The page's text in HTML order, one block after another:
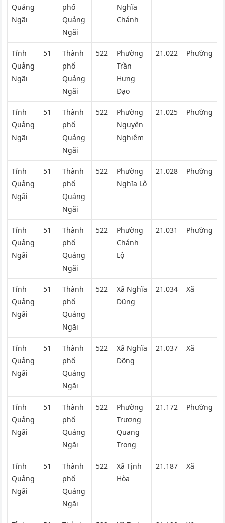
Quảng
Ngãi
phố
Quảng
Ngãi
Nghĩa
Chánh
Tỉnh
Quảng
Ngãi
51
Thành
phố
Quảng
Ngãi
522
Phường
Trần
Hưng
Đạo
21.022 Phường
Tỉnh
Quảng
Ngãi
51
Thành
phố
Quảng
Ngãi
522
Phường
Nguyễn
Nghiêm
21.025 Phường
Tỉnh
Quảng
Ngãi
51
Thành
phố
Quảng
Ngãi
522
Phường
Nghĩa Lộ
21.028 Phường
Tỉnh
Quảng
Ngãi
51
Thành
phố
Quảng
Ngãi
522
Phường
Chánh
Lộ
21.031 Phường
Tỉnh
Quảng
Ngãi
51
Thành
phố
Quảng
Ngãi
522
Xã Nghĩa
Dũng
21.034 Xã
Tỉnh
Quảng
Ngãi
51
Thành
phố
Quảng
Ngãi
522
Xã Nghĩa
Dõng
21.037 Xã
Tỉnh
Quảng
Ngãi
51
Thành
phố
Quảng
Ngãi
522
Phường
Trương
Quang
Trọng
21.172 Phường
Tỉnh
Quảng
Ngãi
51
Thành
phố
Quảng
Ngãi
522
Xã Tịnh
Hòa
21.187 Xã